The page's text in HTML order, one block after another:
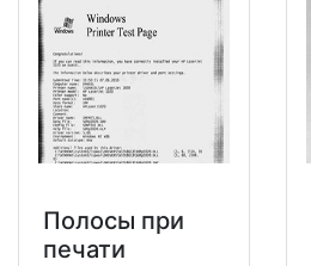
Полосы при
печати